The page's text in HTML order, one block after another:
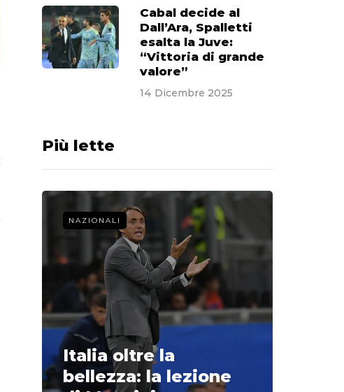
Cabal decide al
Dall’Ara, Spalletti
esalta la Juve:
“Vittoria di grande
valore”
14 Dicembre 2025
Più lette
NAZIONALI
Italia oltre la
bellezza: la lezione